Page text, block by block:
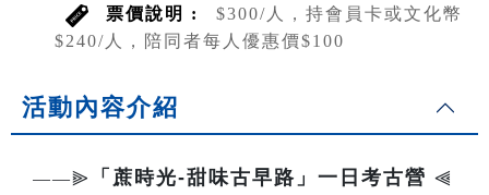
票價說明 :
$300/人，持會員卡或文化幣
$240/人，陪同者每人優惠價$100
活動內容介紹
——⫸ 「蔗時光-甜味古早路」一日考古營 ⫷